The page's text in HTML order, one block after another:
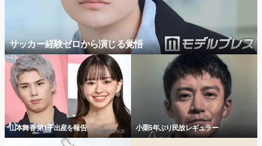
サッカー経験ゼロから演じる覚悟
山本舞香 第1子出産を報告 小栗5年ぶり民放レギュラー